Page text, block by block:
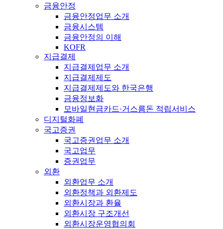
금융안정
금융안정업무 소개
금융시스템
금융안정의 이해
KOFR
지급결제
지급결제업무 소개
지급결제제도
지급결제제도와 한국은행
금융정보화
모바일현금카드·거스름돈 적립서비스
디지털화폐
국고증권
국고증권업무 소개
국고업무
증권업무
외환
외환업무 소개
외환정책과 외환제도
외환시장과 환율
외환시장 구조개선
외환시장운영협의회